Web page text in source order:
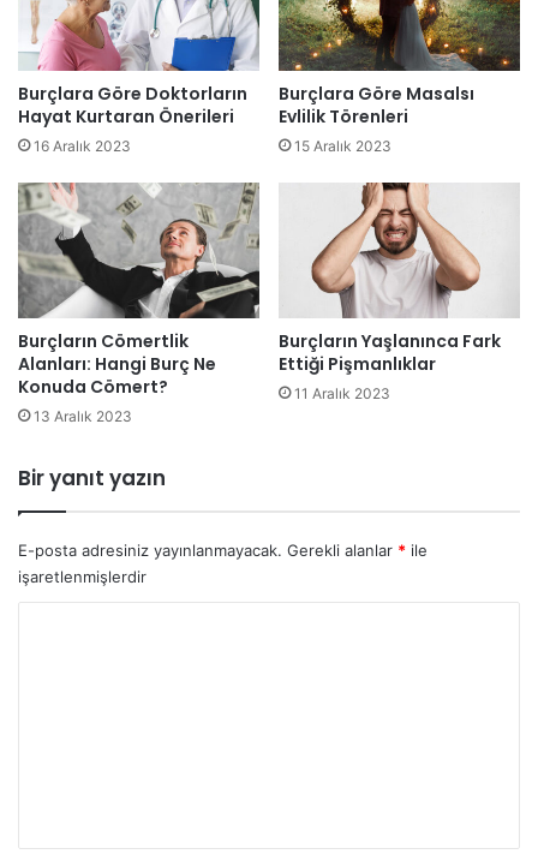
Burçlara Göre Doktorların
Hayat Kurtaran Önerileri
16 Aralık 2023
Burçlara Göre Masalsı
Evlilik Törenleri
15 Aralık 2023
Burçların Cömertlik
Alanları: Hangi Burç Ne
Konuda Cömert?
13 Aralık 2023
Burçların Yaşlanınca Fark
Ettiği Pişmanlıklar
11 Aralık 2023
Bir yanıt yazın
E-posta adresiniz yayınlanmayacak. Gerekli alanlar * ile
işaretlenmişlerdir